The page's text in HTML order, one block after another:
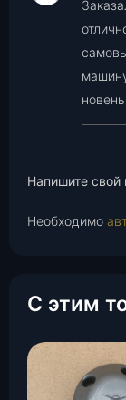
Напишите свой
Необходимо
С этим